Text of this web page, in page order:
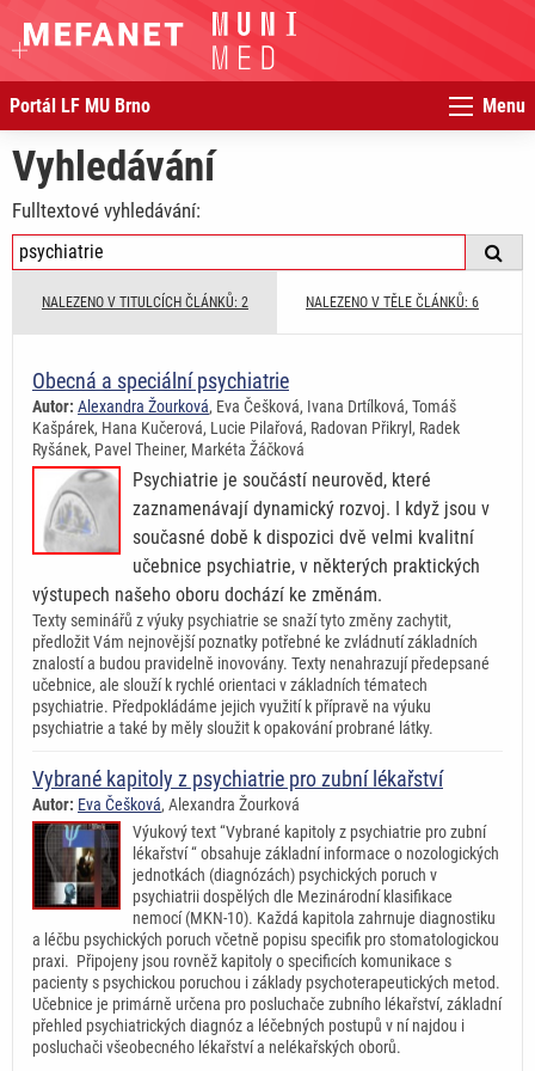
Portál LF MU Brno Menu
Vyhledávání
Fulltextové vyhledávání:
NALEZENO V TITULCÍCH ČLÁNKŮ: 2 NALEZENO V TĚLE ČLÁNKŮ: 6
Obecná a speciální psychiatrie
Autor: Alexandra Žourková, Eva Češková, Ivana Drtílková, Tomáš
Kašpárek, Hana Kučerová, Lucie Pilařová, Radovan Přikryl, Radek
Ryšánek, Pavel Theiner, Markéta Žáčková
Psychiatrie je součástí neurověd, které
zaznamenávají dynamický rozvoj. I když jsou v
současné době k dispozici dvě velmi kvalitní
učebnice psychiatrie, v některých praktických
výstupech našeho oboru dochází ke změnám.
Texty seminářů z výuky psychiatrie se snaží tyto změny zachytit,
předložit Vám nejnovější poznatky potřebné ke zvládnutí základních
znalostí a budou pravidelně inovovány. Texty nenahrazují předepsané
učebnice, ale slouží k rychlé orientaci v základních tématech
psychiatrie. Předpokládáme jejich využití k přípravě na výuku
psychiatrie a také by měly sloužit k opakování probrané látky.
Vybrané kapitoly z psychiatrie pro zubní lékařství
Autor: Eva Češková, Alexandra Žourková
Výukový text “Vybrané kapitoly z psychiatrie pro zubní
lékařství “ obsahuje základní informace o nozologických
jednotkách (diagnózách) psychických poruch v
psychiatrii dospělých dle Mezinárodní klasifikace
nemocí (MKN-10). Každá kapitola zahrnuje diagnostiku
a léčbu psychických poruch včetně popisu specifik pro stomatologickou
praxi. Připojeny jsou rovněž kapitoly o specificích komunikace s
pacienty s psychickou poruchou i základy psychoterapeutických metod.
Učebnice je primárně určena pro posluchače zubního lékařství, základní
přehled psychiatrických diagnóz a léčebných postupů v ní najdou i
posluchači všeobecného lékařství a nelékařských oborů.